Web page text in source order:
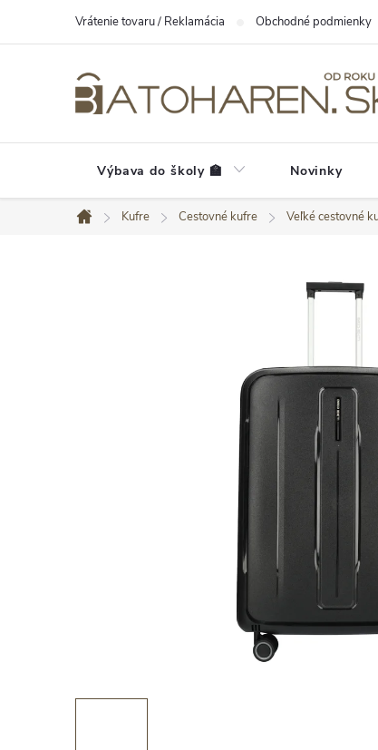
Vrátenie tovaru / Reklamácia Obchodné podmienky
Výbava do školy 🏫 Novinky
Domov
Kufre Cestovné kufre Veľké cestovné